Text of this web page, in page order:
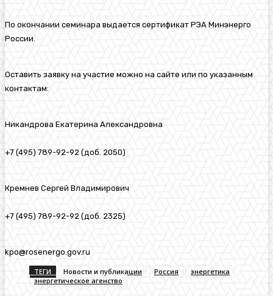
По окончании семинара выдается сертификат РЭА Минэнерго
России.
Оставить заявку на участие можно на сайте или по указанным
контактам:
Никандрова Екатерина Александровна
+7 (495) 789-92-92 (доб. 2050)
Кремнев Сергей Владимирович
+7 (495) 789-92-92 (доб. 2325)
kpo@rosenergo.gov.ru
ТЕГИ Новости и публикации Россия
энергетика
энергетическое агенство